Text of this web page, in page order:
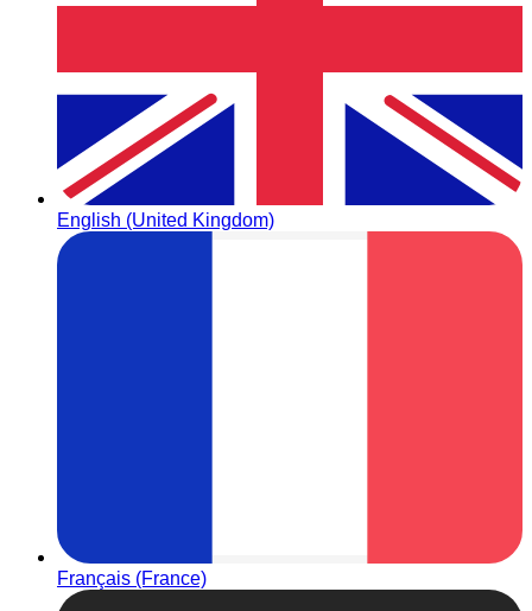
English (United Kingdom)
Français (France)